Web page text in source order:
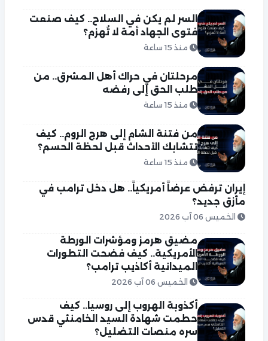
السر لم يكن في السلاح.. كيف صنعت
فتوى الجهاد أمة لا تُهزم؟
منذ 15 ساعة
مرحلتان في حراك أهل المشرق.. من
طلب الحق إلى رفضه
منذ 15 ساعة
من فتنة الشام إلى هرج الروم.. كيف
تتشابك الأحداث قبل لحظة الحسم؟
منذ 15 ساعة
إيران ترفض عرضاً أمريكياً.. هل دخل ترامب في
مأزق جديد؟
الخميس 06 آب 2026
مضيق هرمز ومؤشرات الورطة
الأمريكية.. كيف فضحت التطورات
الميدانية أكاذيب ترامب؟
الخميس 06 آب 2026
أكذوبة الهروب إلى روسيا.. كيف
حطمت شهادة السيد الخامنئي قدس
سره منصات التضليل؟